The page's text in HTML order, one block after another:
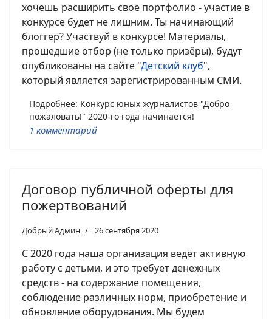
хочешь расширить своё портфолио - участие в
конкурсе будет не лишним. Ты начинающий
блоггер? Участвуй в конкурсе! Материалы,
прошедшие отбор (не только призёры), будут
опубликованы на сайте "Детский клуб",
который является зарегистрированным СМИ.
Подробнее: Конкурс юных журналистов "Добро
пожаловать!" 2020-го года начинается!
1 комментарий
Договор публичной оферты для
пожертвований
Добрый Админ 26 сентября 2020
С 2020 года наша организация ведёт активную
работу с детьми, и это требует денежных
средств - на содержание помещения,
соблюдение различных норм, приобретение и
обновление оборудования. Мы будем